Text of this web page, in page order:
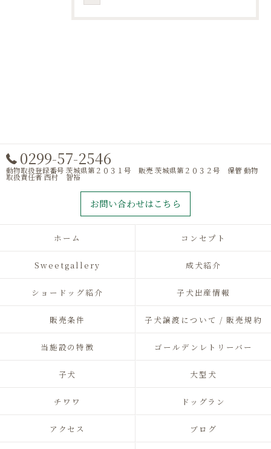
0299-57-2546
動物取扱登録番号 茨城県第２０３１号 販売 茨城県第２０３２号 保管 動物
取扱責任者 西村 智裕
お問い合わせはこちら
ホーム コンセプト
Sweetgallery 成犬紹介
ショードッグ紹介 子犬出産情報
販売条件 子犬譲渡について / 販売規約
当施設の特徴 ゴールデンレトリーバー
子犬 大型犬
チワワ ドッグラン
アクセス ブログ